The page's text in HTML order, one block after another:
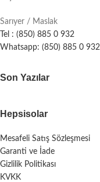
Sarıyer / Maslak
Tel : (850) 885 0 932
Whatsapp: (850) 885 0 932
Son Yazılar
Hepsisolar
Mesafeli Satış Sözleşmesi
Garanti ve İade
Gizlilik Politikası
KVKK